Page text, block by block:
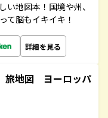
い地図本！国境や州、
て脳もイキイキ！
詳細を見る
旅地図 ヨーロッパ